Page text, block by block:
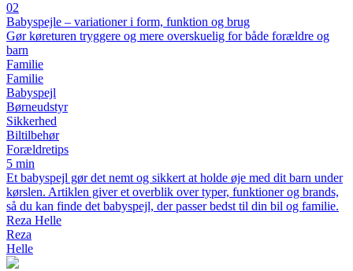
02
Babyspejle – variationer i form, funktion og brug
Gør køreturen tryggere og mere overskuelig for både forældre og
barn
Familie
Familie
Babyspejl
Børneudstyr
Sikkerhed
Biltilbehør
Forældretips
5 min
Et babyspejl gør det nemt og sikkert at holde øje med dit barn under
kørslen. Artiklen giver et overblik over typer, funktioner og brands,
så du kan finde det babyspejl, der passer bedst til din bil og familie.
Reza Helle
Reza
Helle